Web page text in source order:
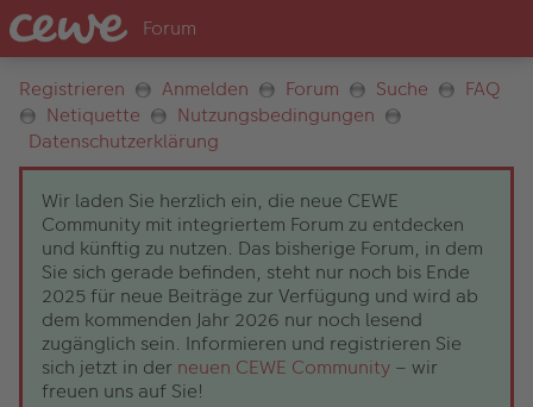
Registrieren Anmelden Forum Suche
FAQ
Netiquette
Nutzungsbedingungen
Datenschutzerklärung
Wir laden Sie herzlich ein, die neue CEWE
Community mit integriertem Forum zu entdecken
und künftig zu nutzen. Das bisherige Forum, in dem
Sie sich gerade befinden, steht nur noch bis Ende
2025 für neue Beiträge zur Verfügung und wird ab
dem kommenden Jahr 2026 nur noch lesend
zugänglich sein. Informieren und registrieren Sie
sich jetzt in der neuen CEWE Community – wir
freuen uns auf Sie!